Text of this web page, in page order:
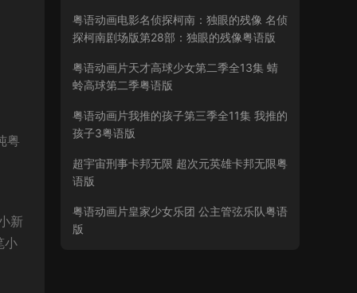
粤
新
小
粤语动画电影名侦探柯南：独眼的残像 名侦
探柯南剧场版第28部：独眼的残像粤语版
粤语动画片天才高球少女第二季全13集 蜻
蛉高球第二季粤语版
粤语动画片我推的孩子第三季全11集 我推的
孩子3粤语版
超宇宙刑事卡邦无限 超次元英雄卡邦无限粤
语版
粤语动画片皇家少女乐团 公主管弦乐队粤语
版